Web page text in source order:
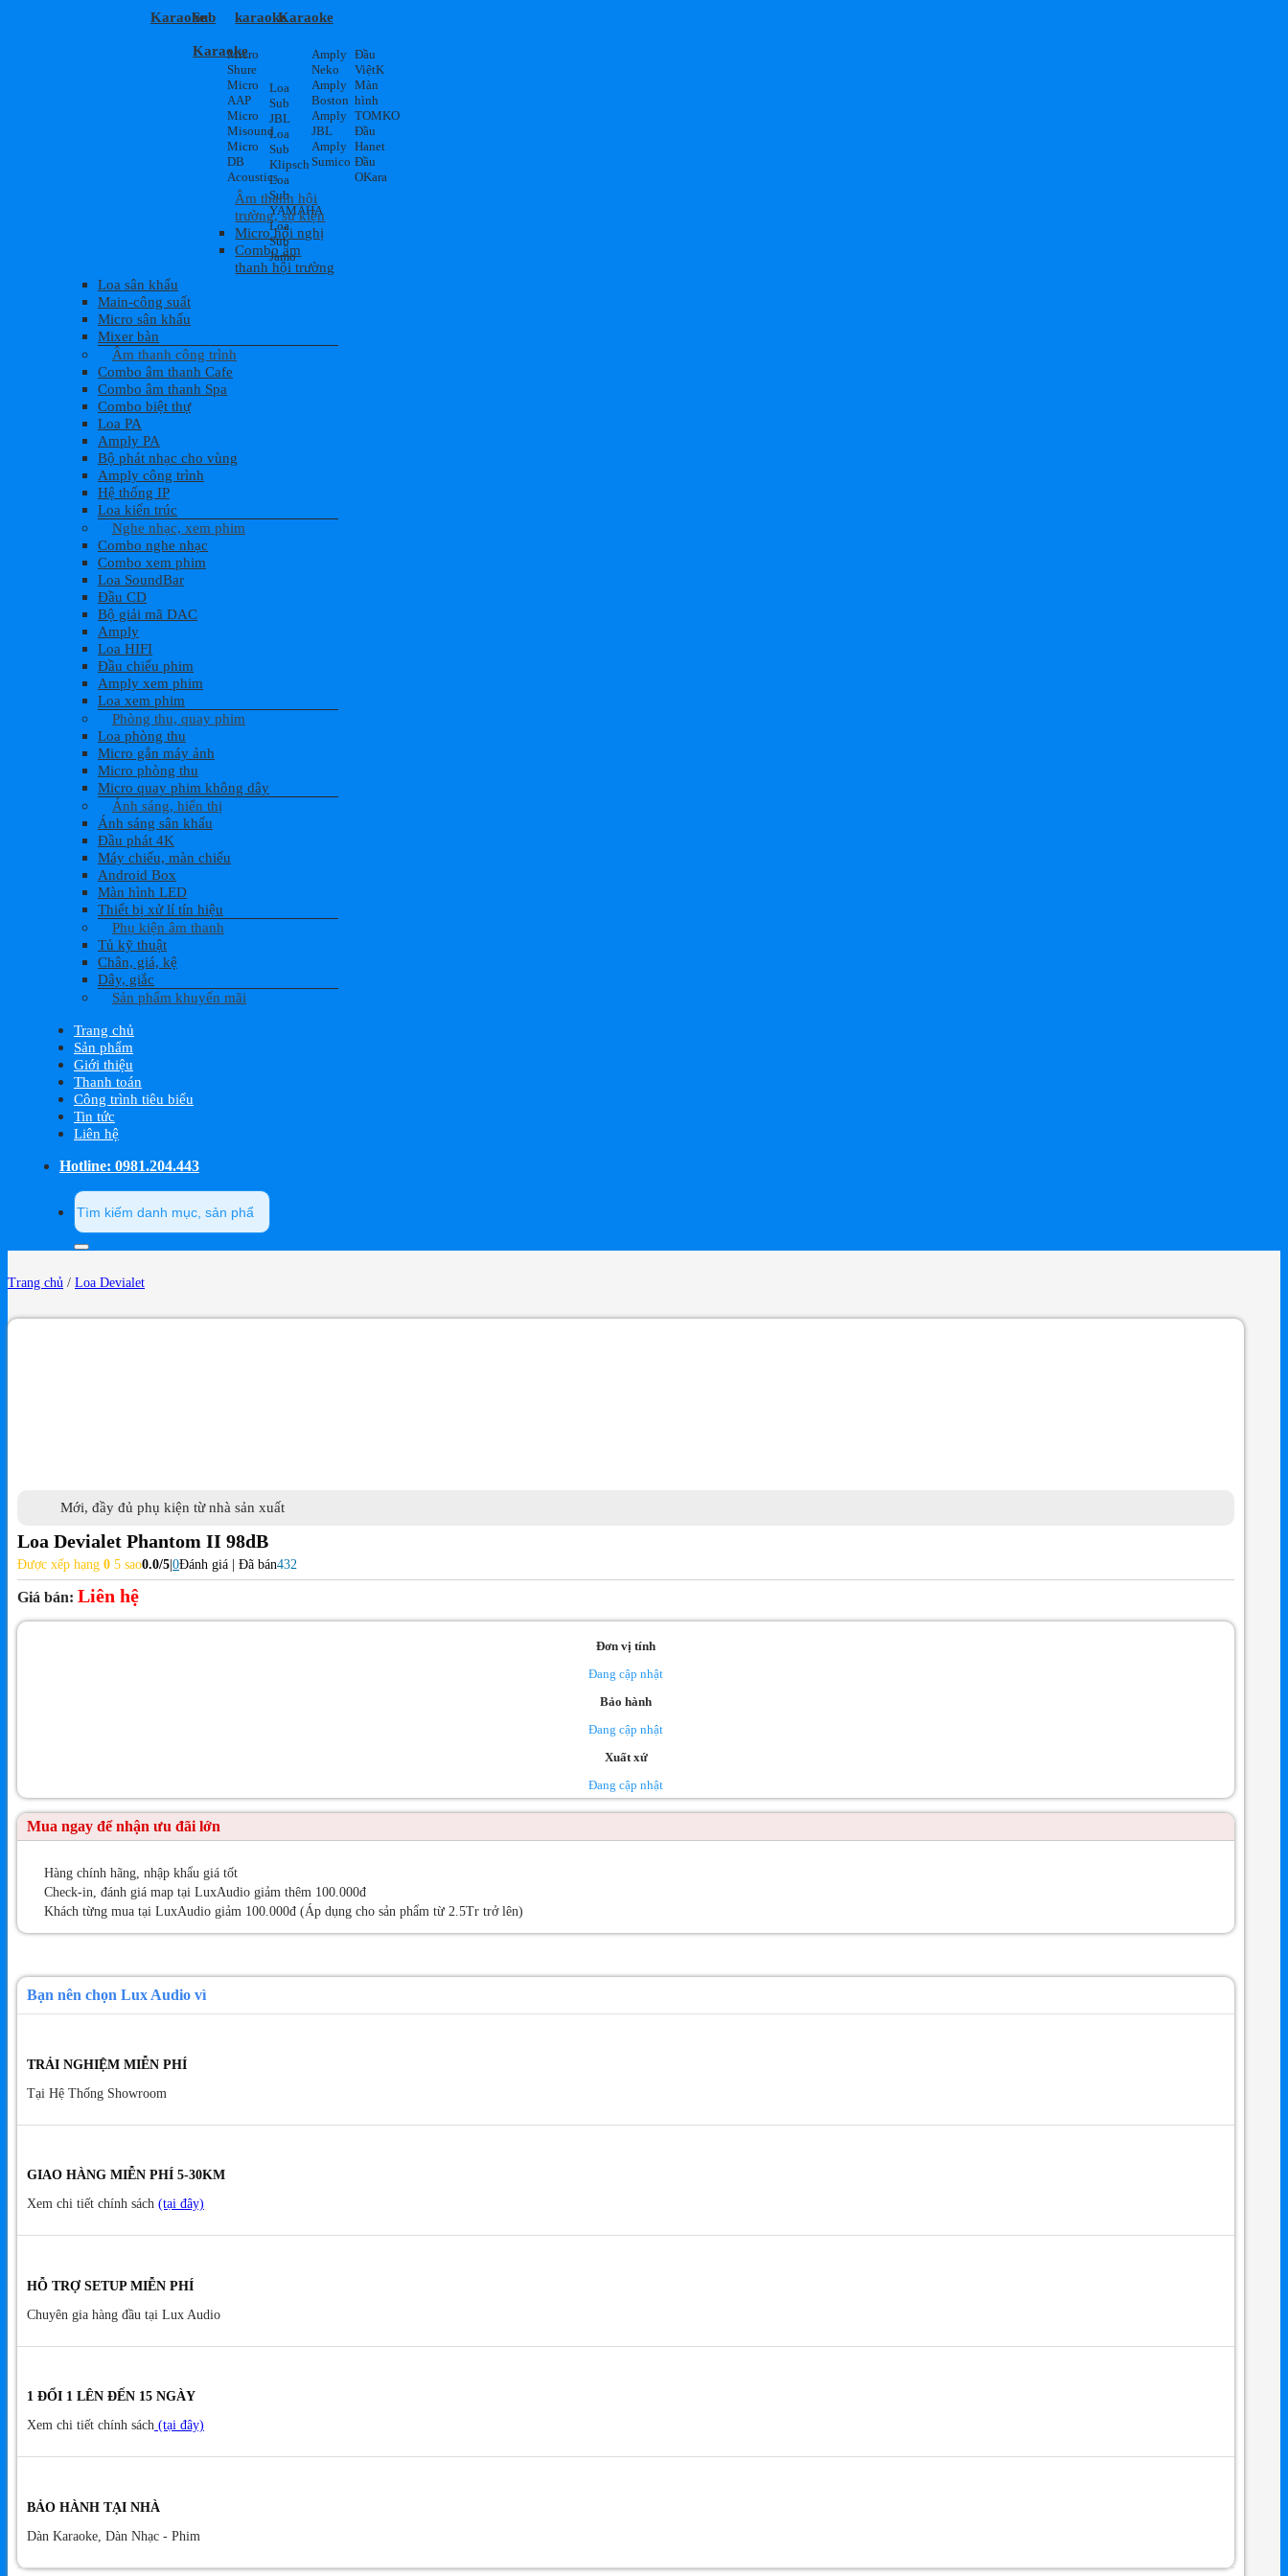
Karaoke
Micro
Shure
Micro
AAP
Micro
Misound
Micro
DB
Acoustics
Sub
Karaoke
Loa
Sub
JBL
Loa
Sub
Klipsch
Loa
Sub
YAMAHA
Loa
Sub
Jamo
karaoke
Amply
Neko
Amply
Boston
Amply
JBL
Amply
Sumico
Karaoke
Đầu
ViệtK
Màn
hình
TOMKO
Đầu
Hanet
Đầu
OKara
Âm thanh hội
trường, sự kiện
Micro hội nghị
Combo âm
thanh hội trường
Loa sân khấu
Main-công suất
Micro sân khấu
Mixer bàn
Âm thanh công trình
Combo âm thanh Cafe
Combo âm thanh Spa
Combo biệt thự
Loa PA
Amply PA
Bộ phát nhạc cho vùng
Amply công trình
Hệ thống IP
Loa kiến trúc
Nghe nhạc, xem phim
Combo nghe nhạc
Combo xem phim
Loa SoundBar
Đầu CD
Bộ giải mã DAC
Amply
Loa HIFI
Đầu chiếu phim
Amply xem phim
Loa xem phim
Phòng thu, quay phim
Loa phòng thu
Micro gắn máy ảnh
Micro phòng thu
Micro quay phim không dây
Ánh sáng, hiển thị
Ánh sáng sân khấu
Đầu phát 4K
Máy chiếu, màn chiếu
Android Box
Màn hình LED
Thiết bị xử lí tín hiệu
Phụ kiện âm thanh
Tủ kỹ thuật
Chân, giá, kệ
Dây, giắc
Sản phẩm khuyến mãi
Trang chủ
Sản phẩm
Giới thiệu
Thanh toán
Công trình tiêu biểu
Tin tức
Liên hệ
Hotline: 0981.204.443
Tìm
kiếm:
Trang chủ / Loa Devialet
Mới, đầy đủ phụ kiện từ nhà sản xuất
Loa Devialet Phantom II 98dB
Được xếp hạng 0 5 sao0.0/5 0Đánh giá | Đã bán432
Giá bán: Liên hệ
Đơn vị tính
Đang cập nhật
Bảo hành
Đang cập nhật
Xuất xứ
Đang cập nhật
Mua ngay để nhận ưu đãi lớn
Hàng chính hãng, nhập khẩu giá tốt
Check-in, đánh giá map tại LuxAudio giảm thêm 100.000đ
Khách từng mua tại LuxAudio giảm 100.000đ (Áp dụng cho sản phẩm từ 2.5Tr trở lên)
Bạn nên chọn Lux Audio vì
TRẢI NGHIỆM MIỄN PHÍ
Tại Hệ Thống Showroom
GIAO HÀNG MIỄN PHÍ 5-30KM
Xem chi tiết chính sách (tại đây)
HỖ TRỢ SETUP MIỄN PHÍ
Chuyên gia hàng đầu tại Lux Audio
1 ĐỔI 1 LÊN ĐẾN 15 NGÀY
Xem chi tiết chính sách (tại đây)
BẢO HÀNH TẠI NHÀ
Dàn Karaoke, Dàn Nhạc - Phim